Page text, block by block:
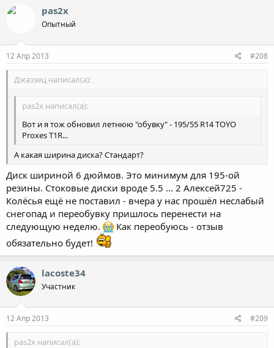
pas2x
Опытный
12 Апр 2013 #208
Джаззец написал(а):
pas2x написал(а):
Вот и я тож обновил летнюю "обувку" - 195/55 R14 TOYO
Proxes T1R...
А какая ширина диска? Стандарт?
Диск шириной 6 дюймов. Это минимум для 195-ой
резины. Стоковые диски вроде 5.5 ... 2 Алексей725 -
Колёсья ещё не поставил - вчера у нас прошёл неслабый
снегопад и переобувку пришлось перенести на
следующую неделю.
Как переобуюсь - отзыв
обязательно будет!
lacoste34
Участник
12 Апр 2013 #209
pas2x написал(а):